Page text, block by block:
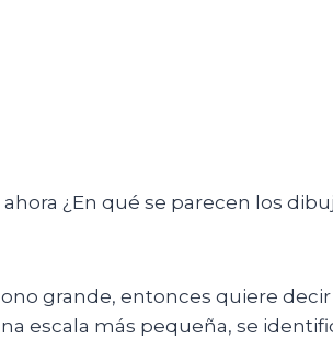
¿En qué se parecen los
grande, entonces quiere
escala más pequeña, se